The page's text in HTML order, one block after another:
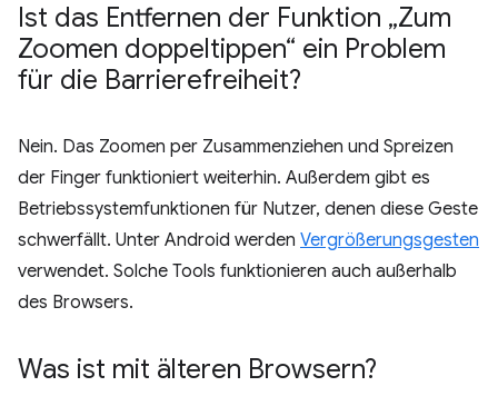
Ist das Entfernen der Funktion „Zum
Zoomen doppeltippen“ ein Problem
für die Barrierefreiheit?
Nein. Das Zoomen per Zusammenziehen und Spreizen
der Finger funktioniert weiterhin. Außerdem gibt es
Betriebssystemfunktionen für Nutzer, denen diese Geste
schwerfällt. Unter Android werden Vergrößerungsgesten
verwendet. Solche Tools funktionieren auch außerhalb
des Browsers.
Was ist mit älteren Browsern?